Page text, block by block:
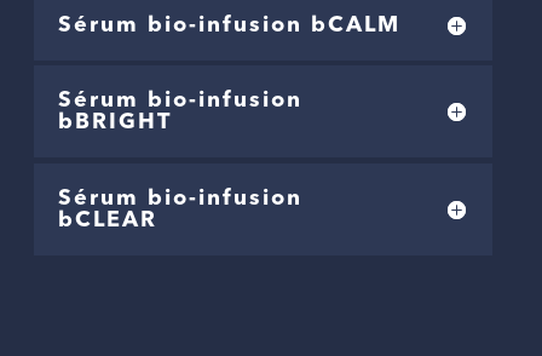
Sérum bio-infusion bCALM
Sérum bio-infusion
bBRIGHT
Sérum bio-infusion
bCLEAR